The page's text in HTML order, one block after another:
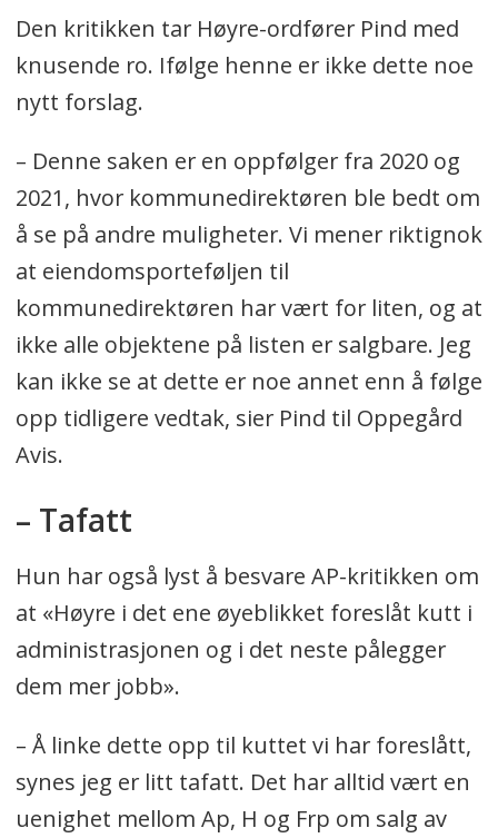
Den kritikken tar Høyre-ordfører Pind med
knusende ro. Ifølge henne er ikke dette noe
nytt forslag.
– Denne saken er en oppfølger fra 2020 og
2021, hvor kommunedirektøren ble bedt om
å se på andre muligheter. Vi mener riktignok
at eiendomsporteføljen til
kommunedirektøren har vært for liten, og at
ikke alle objektene på listen er salgbare. Jeg
kan ikke se at dette er noe annet enn å følge
opp tidligere vedtak, sier Pind til Oppegård
Avis.
– Tafatt
Hun har også lyst å besvare AP-kritikken om
at «Høyre i det ene øyeblikket foreslåt kutt i
administrasjonen og i det neste pålegger
dem mer jobb».
– Å linke dette opp til kuttet vi har foreslått,
synes jeg er litt tafatt. Det har alltid vært en
uenighet mellom Ap, H og Frp om salg av